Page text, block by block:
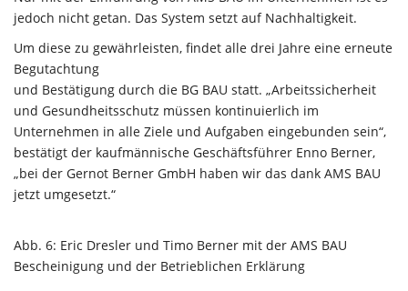
jedoch nicht getan. Das System setzt auf Nachhaltigkeit.
Um diese zu gewährleisten, findet alle drei Jahre eine erneute
Begutachtung
und Bestätigung durch die BG BAU statt. „Arbeitssicherheit
und Gesundheitsschutz müssen kontinuierlich im
Unternehmen in alle Ziele und Aufgaben eingebunden sein“,
bestätigt der kaufmännische Geschäftsführer Enno Berner,
„bei der Gernot Berner GmbH haben wir das dank AMS BAU
jetzt umgesetzt.“
Abb. 6: Eric Dresler und Timo Berner mit der AMS BAU
Bescheinigung und der Betrieblichen Erklärung